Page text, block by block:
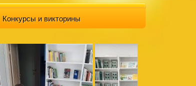
Конкурсы и викторины